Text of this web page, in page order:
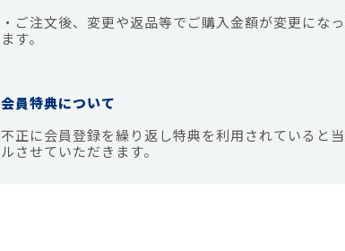
・ご注文後、変更や返品等でご購入金額が変更にな
ます。
会員特典について
不正に会員登録を繰り返し特典を利用されていると
ルさせていただきます。